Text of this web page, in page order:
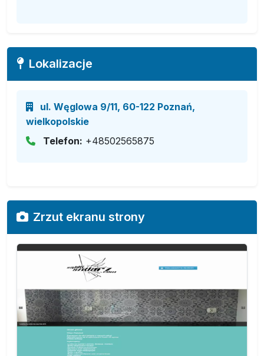
Lokalizacje
ul. Węglowa 9/11, 60-122 Poznań,
wielkopolskie
Telefon: +48502565875
Zrzut ekranu strony